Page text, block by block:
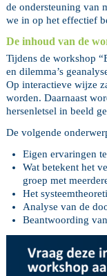
de ondersteuning van
we in op het effectief
De inhoud van de
Tijdens de workshop
en dilemma’s
Op interactieve wijze
worden. Daarnaast
hersenletsel in beeld
De volgende
Eigen ervaringen
Wat betekent het
groep met
Het
Analyse van de
Beantwoording